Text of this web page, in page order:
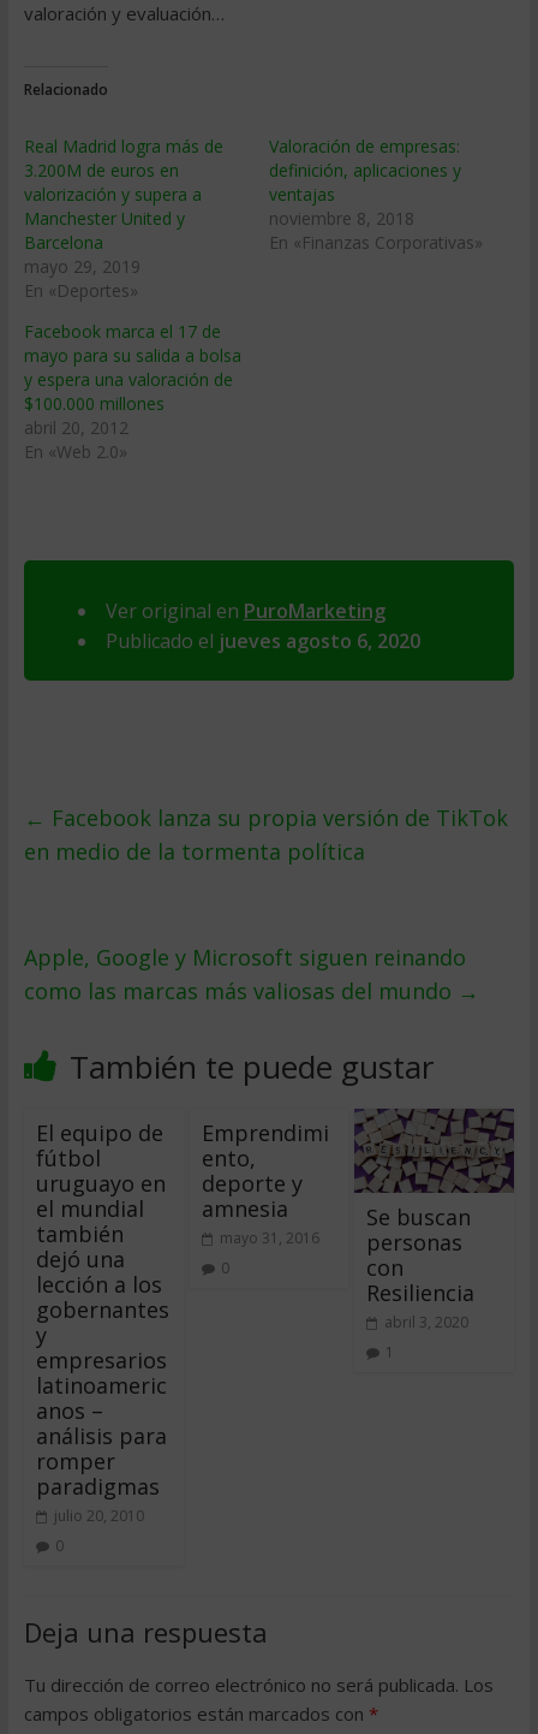
valoración y evaluación…
Relacionado
Real Madrid logra más de
3.200M de euros en
valorización y supera a
Manchester United y
Barcelona
mayo 29, 2019
En «Deportes»
Valoración de empresas:
definición, aplicaciones y
ventajas
noviembre 8, 2018
En «Finanzas Corporativas»
Facebook marca el 17 de
mayo para su salida a bolsa
y espera una valoración de
$100.000 millones
abril 20, 2012
En «Web 2.0»
Ver original en PuroMarketing
Publicado el jueves agosto 6, 2020
← Facebook lanza su propia versión de TikTok
en medio de la tormenta política
Apple, Google y Microsoft siguen reinando
como las marcas más valiosas del mundo →
También te puede gustar
El equipo de
fútbol
uruguayo en
el mundial
también
dejó una
lección a los
gobernantes
y
empresarios
latinoameric
anos –
análisis para
romper
paradigmas
julio 20, 2010
0
Emprendimi
ento,
deporte y
amnesia
mayo 31, 2016
0
Se buscan
personas
con
Resiliencia
abril 3, 2020
1
Deja una respuesta
Tu dirección de correo electrónico no será publicada. Los
campos obligatorios están marcados con *